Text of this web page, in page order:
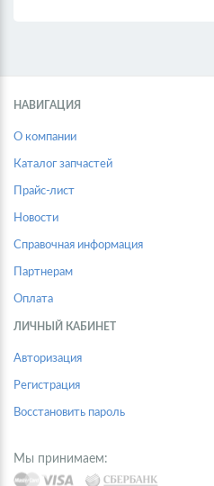
НАВИГАЦИЯ
О компании
Каталог запчастей
Прайс-лист
Новости
Справочная информация
Партнерам
Оплата
ЛИЧНЫЙ КАБИНЕТ
Авторизация
Регистрация
Восстановить пароль
Мы принимаем: